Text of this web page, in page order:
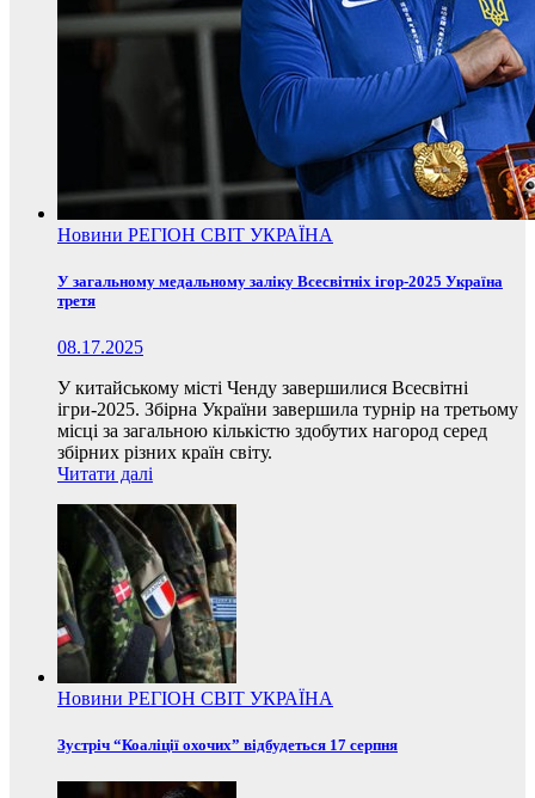
Новини РЕГІОН СВІТ УКРАЇНА
У загальному медальному заліку Всесвітніх ігор-2025 Україна
третя
08.17.2025
У китайському місті Ченду завершилися Всесвітні
ігри-2025. Збірна України завершила турнір на третьому
місці за загальною кількістю здобутих нагород серед
збірних різних країн світу.
Читати далі
Новини РЕГІОН СВІТ УКРАЇНА
Зустріч “Коаліції охочих” відбудеться 17 серпня